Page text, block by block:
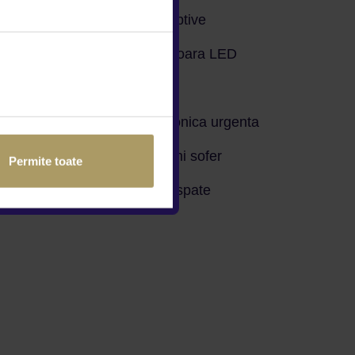
Permite toate
Faruri autoadaptive
Iluminare interioara LED
Asistenta telefonica urgenta
Airbag genunchi sofer
Airbag-uri cap spate